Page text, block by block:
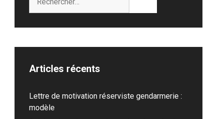
Articles récents
Lettre de motivation réserviste gendarmerie :
modèle